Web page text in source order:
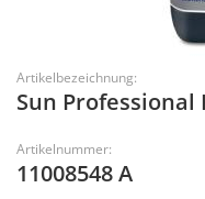
Artikelbezeichnung:
Sun
Artikelnummer:
11008548 A